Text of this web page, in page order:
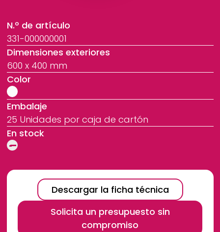
N.º de artículo
331-000000001
Dimensiones exteriores
600 x 400 mm
Color
Embalaje
25 Unidades por caja de cartón
En stock
Descargar la ficha técnica
Solicita un presupuesto sin
compromiso